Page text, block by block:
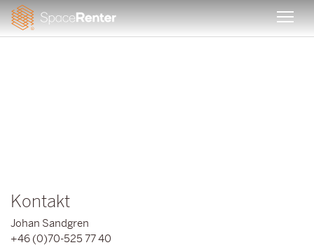
Kontakt
Johan Sandgren
+46 (0)70-525 77 40